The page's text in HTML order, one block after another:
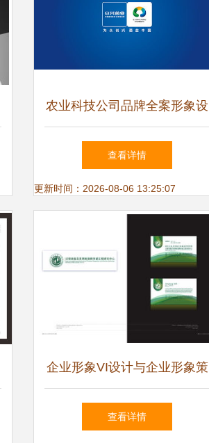
农业科技公司品牌全案形象设
计
查看详情
更新时间：2026-08-06 13:25:07
企业形象VI设计与企业形象策
划 塑造品牌核心价值的双重
查看详情